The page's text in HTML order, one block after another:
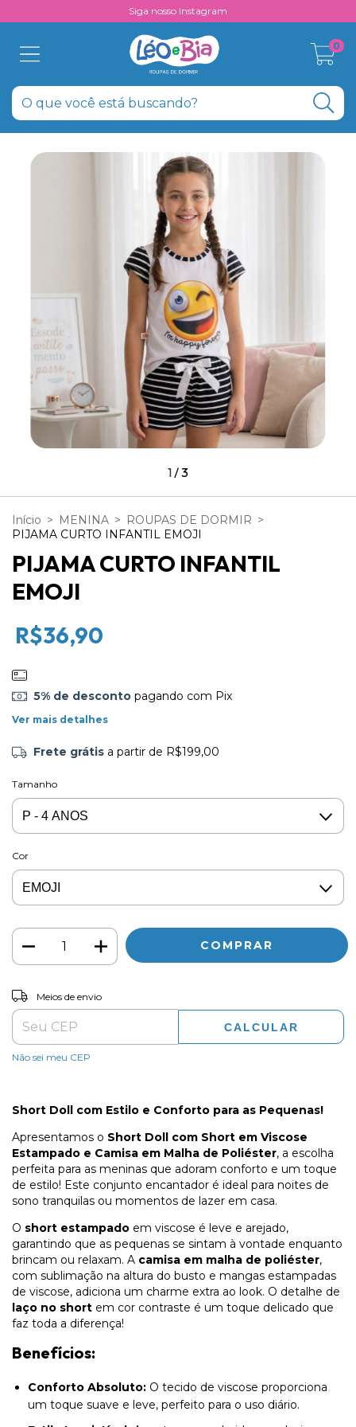
Siga nosso Instagram
0
1 /3
Início > MENINA > ROUPAS DE DORMIR >
PIJAMA CURTO INFANTIL EMOJI
PIJAMA CURTO INFANTIL
EMOJI
R$36,90
5% de descontopagando com Pix
Ver mais detalhes
Frete grátis a partir de R$199,00
Tamanho
Cor
Entregas para o CEP:
Meios de envio
CALCULAR
Não sei meu CEP
Short Doll com Estilo e Conforto para as Pequenas!
Apresentamos o Short Doll com Short em Viscose
Estampado e Camisa em Malha de Poliéster, a escolha
perfeita para as meninas que adoram conforto e um toque
de estilo! Este conjunto encantador é ideal para noites de
sono tranquilas ou momentos de lazer em casa.
O short estampado em viscose é leve e arejado,
garantindo que as pequenas se sintam à vontade enquanto
brincam ou relaxam. A camisa em malha de poliéster,
com sublimação na altura do busto e mangas estampadas
de viscose, adiciona um charme extra ao look. O detalhe de
laço no short em cor contraste é um toque delicado que
faz toda a diferença!
Benefícios:
Conforto Absoluto: O tecido de viscose proporciona
um toque suave e leve, perfeito para o uso diário.